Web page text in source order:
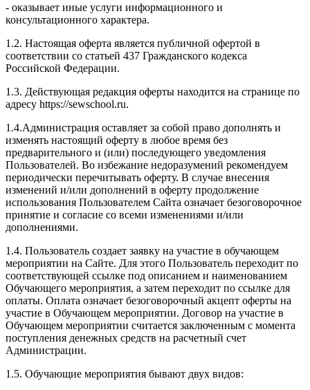
- оказывает иные услуги информационного и
консультационного характера.
1.2. Настоящая оферта является публичной офертой в
соответствии со статьей 437 Гражданского кодекса
Российской Федерации.
1.3. Действующая редакция оферты находится на странице по
адресу https://sewschool.ru.
1.4.Администрация оставляет за собой право дополнять и
изменять настоящий оферту в любое время без
предварительного и (или) последующего уведомления
Пользователей. Во избежание недоразумений рекомендуем
периодически перечитывать оферту. В случае внесения
изменений и/или дополнений в оферту продолжение
использования Пользователем Сайта означает безоговорочное
принятие и согласие со всеми изменениями и/или
дополнениями.
1.4. Пользователь создает заявку на участие в обучающем
мероприятии на Сайте. Для этого Пользователь переходит по
соответствующей ссылке под описанием и наименованием
Обучающего мероприятия, а затем переходит по ссылке для
оплаты. Оплата означает безоговорочный акцепт оферты на
участие в Обучающем мероприятии. Договор на участие в
Обучающем мероприятии считается заключенным с момента
поступления денежных средств на расчетный счет
Администрации.
1.5. Обучающие мероприятия бывают двух видов: